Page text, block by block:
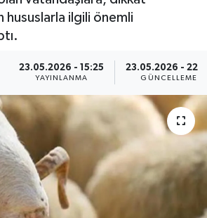
hususlarla ilgili önemli
23.05.2026 - 15:25
YAYINLANMA
23.05.2026 -
GÜNCELLEME